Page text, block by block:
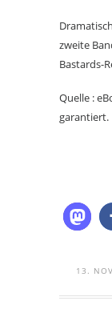
zweite
Bastards-
Quelle :
garantiert.
13.